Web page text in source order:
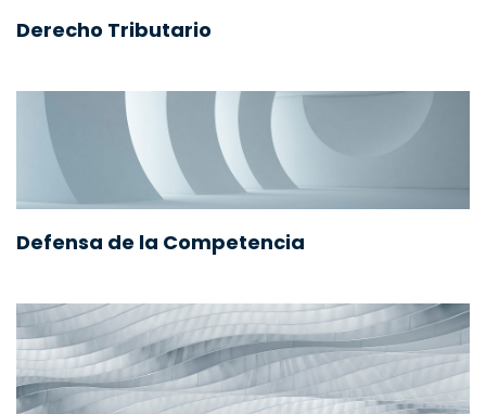
Derecho Tributario
Defensa de la Competencia